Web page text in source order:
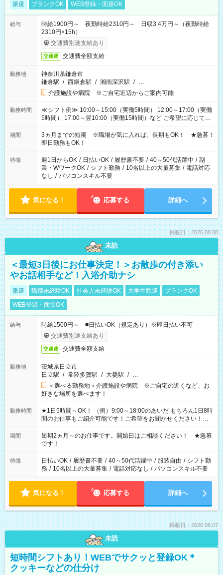
派遣 ブランクOK WEB登録・面接OK
給与
時給1900円～ 夜勤時給2310円～ 日収3.4万円～（夜勤時給
2310円×15h）
交通費別途支給あり
交通費 交通費全額支給
勤務地
神奈川県鎌倉市
鎌倉駅 / 西鎌倉駅 / 湘南深沢駅 / …
介護施設や病院 ※ご自宅近辺からご案内可能
勤務時間
≪シフト例≫ 10:00～15:00（実働5時間） 12:00～17:00（実働
5時間） 17:00～翌10:00（実働15時間）など ご希望に応じて、
働く時間は調整できます！ お気軽に担当へ相談ください！
期間
3ヵ月までの短期 ※職場が気に入れば、長期もOK！ ★急募！
即日勤務もOK！
特徴 週1日からOK / 日払いOK / 履歴書不要 / 40～50代活躍中 / 副
業・WワークOK / シフト勤務 / 10名以上の大量募集 / 電話対応
なし / パソコンスキル不要
気になる！ 応募する 詳細へ
掲載日：2026.08.08
未読
＜最短3日後にお仕事決定！＞お散歩の付き添い
やお話相手など！入浴介助ナシ
派遣 職種未経験OK 社会人未経験OK 大学生歓迎
ブランクOK
WEB登録・面接OK
給与
時給1500円～ ■日払いOK（規定あり）※即日払い不可
交通費別途支給あり
交通費 交通費全額支給
勤務地
茨城県日立市
日立駅 / 常陸多賀駅 / 大甕駅 / …
＜選べる勤務地＞介護施設や病院 ※ご自宅の近くなど、お
好きな場所を選べます！
勤務時間
★1日5時間～OK！ （例）9:00～18:00のあいだ もちろん1日8時
間のお仕事もご紹介可能です！ご希望をお聞かせください！★
家庭の都合でお休みが必要な場合も遠慮なくご相談ください。
※週最低15時間以上の勤務が必要です
期間
短期2ヵ月～のお仕事です。開始日はご相談ください！ ★急募
です！
特徴 日払いOK / 履歴書不要 / 40～50代活躍中 / 服装自由 / シフト勤
務 / 10名以上の大量募集 / 電話対応なし / パソコンスキル不要
気になる！ 応募する 詳細へ
掲載日：2026.08.07
未読
短時間シフトあり！WEBでサクッと登録OK＊
クッキーなどの仕分け